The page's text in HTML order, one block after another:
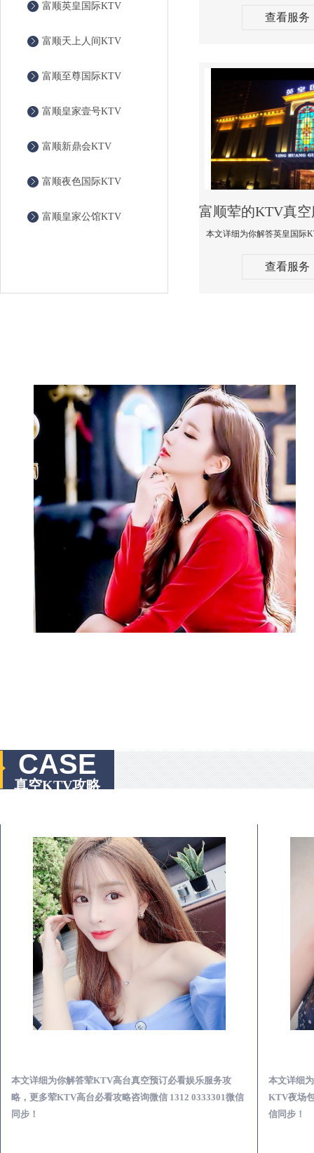
富顺英皇国际KTV
富顺天上人间KTV
富顺至尊国际KTV
富顺皇家壹号KTV
富顺新鼎会KTV
富顺夜色国际KTV
富顺皇家公馆KTV
查看服务
查看服务
CASE
真空KTV攻略
本文详细为你解答荤KTV高台真空预订必看娱乐服务攻
略，更多荤KTV高台必看攻略咨询微信 1312 0333301微信
同步！
本文详细
KTV夜场
信同步！